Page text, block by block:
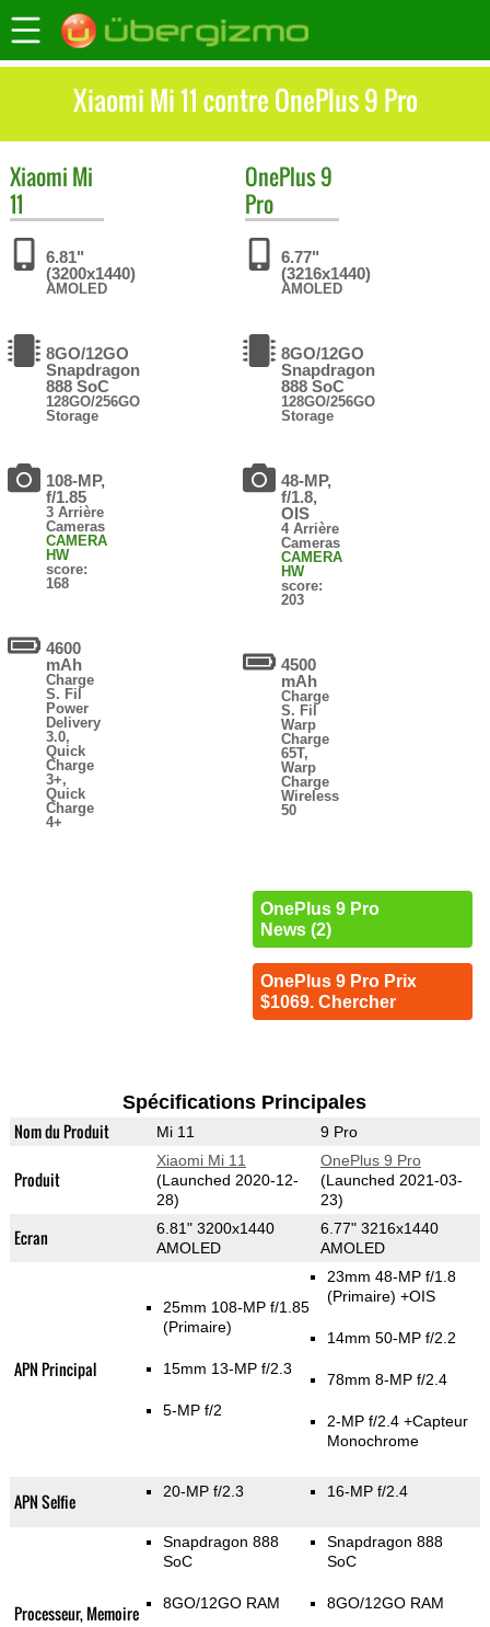
Xiaomi Mi 11 contre OnePlus 9 Pro
Xiaomi Mi
11
6.81"
(3200x1440)
AMOLED
8GO/12GO
Snapdragon
888 SoC
128GO/256GO
Storage
108-MP,
f/1.85
3 Arrière
Cameras
CAMERA
HW
score:
168
4600
mAh
Charge
S. Fil
Power
Delivery
3.0,
Quick
Charge
3+,
Quick
Charge
4+
OnePlus9
Pro
6.77"
(3216x1440)
AMOLED
8GO/12GO
Snapdragon
888 SoC
128GO/256GO
Storage
48-MP,
f/1.8,
OIS
4 Arrière
Cameras
CAMERA
HW
score:
203
4500
mAh
Charge
S. Fil
Warp
Charge
65T,
Warp
Charge
Wireless
50
OnePlus 9 Pro
News (2)
OnePlus 9 Pro Prix
$1069. Chercher
Spécifications Principales
Nom du Produit Mi 11 9 Pro
Produit
Xiaomi Mi 11
(Launched 2020-12-
28)
OnePlus 9 Pro
(Launched 2021-03-
23)
Ecran
6.81" 3200x1440
AMOLED
6.77" 3216x1440
AMOLED
APN Principal
25mm 108-MP f/1.85
(Primaire)
15mm 13-MP f/2.3
5-MP f/2
23mm 48-MP f/1.8
(Primaire) +OIS
14mm 50-MP f/2.2
78mm 8-MP f/2.4
2-MP f/2.4 +Capteur
Monochrome
APN Selfie 20-MP f/2.3 16-MP f/2.4
Processeur, Memoire
Snapdragon 888
SoC
8GO/12GO RAM
Snapdragon 888
SoC
8GO/12GO RAM